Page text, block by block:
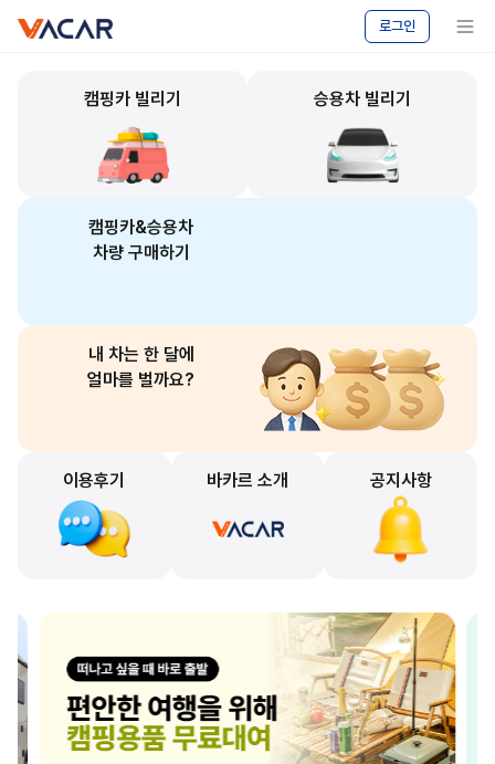
로그인
메뉴 보기
플랫폼
캠핑카 빌리기 승용차 빌리기
캠핑카&승용차
차량 구매하기
내 차는 한 달에
얼마를 벌까요?
이용후기 바카르 소개 공지사항